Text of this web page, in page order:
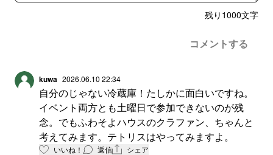
残り 1000文字
コメントする
kuwa 2026.06.10 22:34
自分のじゃない冷蔵庫！たしかに面白いですね。
イベント両方とも土曜日で参加できないのが残
念。でもふわそよハウスのクラファン、ちゃんと
考えてみます。テトリスはやってみますよ。
いいね！ 返信 シェア